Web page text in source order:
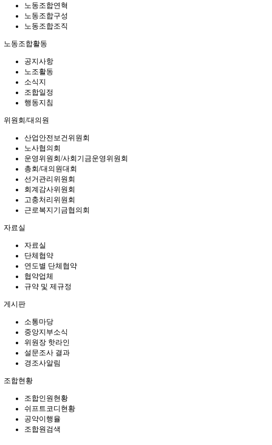
노동조합연혁
노동조합구성
노동조합조직
노동조합활동
공지사항
노조활동
소식지
조합일정
행동지침
위원회/대의원
산업안전보건위원회
노사협의회
운영위원회/사회기금운영위원회
총회/대의원대회
선거관리위원회
회계감사위원회
고충처리위원회
근로복지기금협의회
자료실
자료실
단체협약
연도별 단체협약
협약업체
규약 및 제규정
게시판
소통마당
중앙지부소식
위원장 핫라인
설문조사 결과
경조사알림
조합현황
조합인원현황
쉬프트코디현황
공약이행율
조합원검색